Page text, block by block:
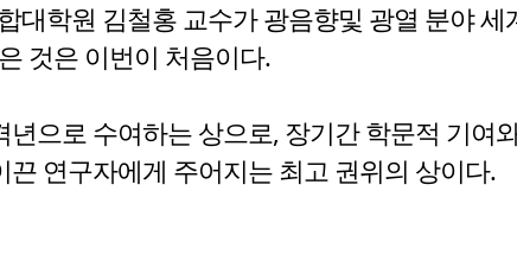
대학원 김철홍 교수가 광음향및 광열 분야
것은 이번이 처음이다.
년으로 수여하는 상으로, 장기간 학문적 기
연구자에게 주어지는 최고 권위의 상이다.